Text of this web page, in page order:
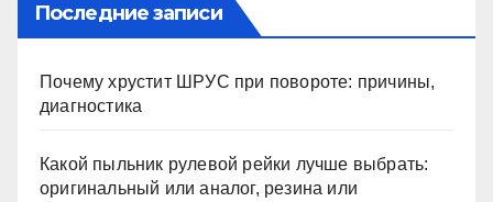
Последние записи
Почему хрустит ШРУС при повороте: причины,
диагностика
Какой пыльник рулевой рейки лучше выбрать:
оригинальный или аналог, резина или